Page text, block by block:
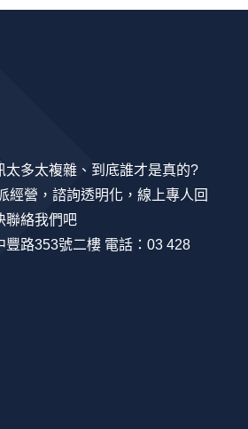
太多太複雜、到底誰才是真的?
經營，諮詢透明化，線上專人回
聯絡我們吧
豐路353號二樓 電話：03 428